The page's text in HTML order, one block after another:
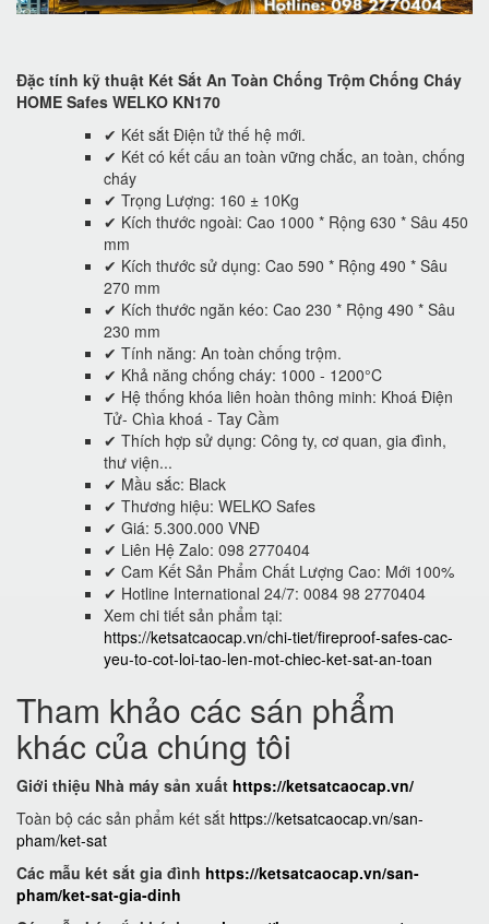
Đặc tính kỹ thuật Két Sắt An Toàn Chống Trộm Chống Cháy
HOME Safes WELKO KN170
✔ Két sắt Điện tử thế hệ mới.
✔ Két có kết cấu an toàn vững chắc, an toàn, chống
cháy
✔ Trọng Lượng: 160 ± 10Kg
✔ Kích thước ngoài: Cao 1000 * Rộng 630 * Sâu 450
mm
✔ Kích thước sử dụng: Cao 590 * Rộng 490 * Sâu
270 mm
✔ Kích thước ngăn kéo: Cao 230 * Rộng 490 * Sâu
230 mm
✔ Tính năng: An toàn chống trộm.
✔ Khả năng chống cháy: 1000 - 1200°C
✔ Hệ thống khóa liên hoàn thông minh: Khoá Điện
Tử- Chìa khoá - Tay Cầm
✔ Thích hợp sử dụng: Công ty, cơ quan, gia đình,
thư viện...
✔ Mầu sắc: Black
✔ Thương hiệu: WELKO Safes
✔ Giá: 5.300.000 VNĐ
✔ Liên Hệ Zalo: 098 2770404
✔ Cam Kết Sản Phẩm Chất Lượng Cao: Mới 100%
✔ Hotline International 24/7: 0084 98 2770404
Xem chi tiết sản phẩm tại:
https://ketsatcaocap.vn/chi-tiet/fireproof-safes-cac-
yeu-to-cot-loi-tao-len-mot-chiec-ket-sat-an-toan
Tham khảo các sán phẩm
khác của chúng tôi
Giới thiệu Nhà máy sản xuất https://ketsatcaocap.vn/
Toàn bộ các sản phẩm két sắt https://ketsatcaocap.vn/san-
pham/ket-sat
Các mẫu két sắt gia đình https://ketsatcaocap.vn/san-
pham/ket-sat-gia-dinh